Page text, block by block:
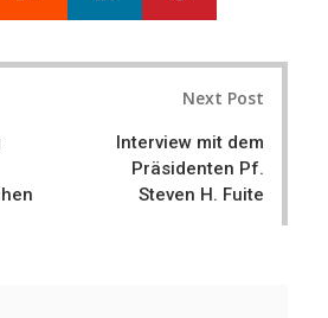
g
k
I
n
t
e
s
t
Next Post
Interview mit dem
Präsidenten Pf.
Steven H. Fuite